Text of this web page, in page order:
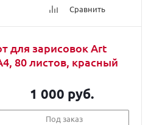
Сравнить
для зарисовок Art
80 листов, красный
1 000 руб.
Под заказ